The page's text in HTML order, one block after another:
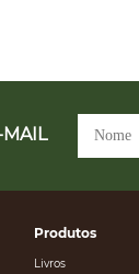
MAIL
Produtos
Livros